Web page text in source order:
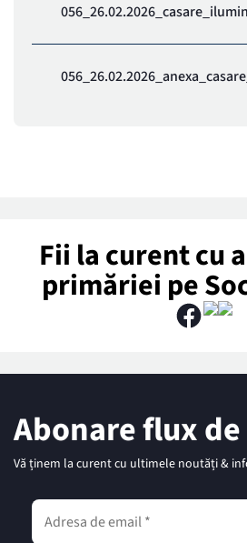
Fii la curent cu
primăriei pe
Abonare flux
Vă ținem la curent cu ultimele noutăți &